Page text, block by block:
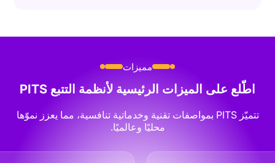
مميزات
اطّلع على الميزات الرئيسية لأنظمة التتبع PITS
تتميّز PITS بمواصفات تقنية وخدماتية تنافسية، مما يعزز نموّها
محليًا وعالميًا.